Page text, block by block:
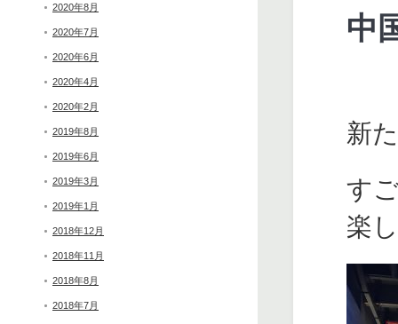
2020年8月
2020年7月
2020年6月
2020年4月
2020年2月
2019年8月
2019年6月
2019年3月
2019年1月
2018年12月
2018年11月
2018年8月
2018年7月
中
新
す
楽